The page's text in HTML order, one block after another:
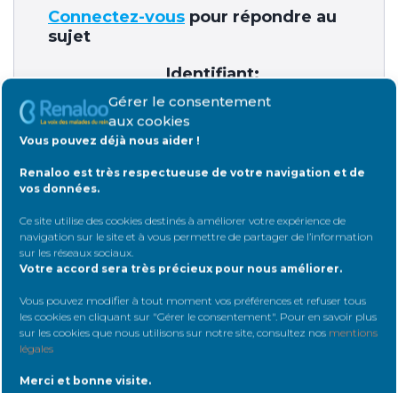
Gérer le consentement
aux cookies
Vous pouvez déjà nous aider !
Renaloo est très respectueuse de votre navigation et de
vos données.
Ce site utilise des cookies destinés à améliorer votre expérience de
navigation sur le site et à vous permettre de partager de l’information
sur les réseaux sociaux.
Votre accord sera très précieux pour nous améliorer.
Vous pouvez modifier à tout moment vos préférences et refuser tous
les cookies en cliquant sur "Gérer le consentement". Pour en savoir plus
sur les cookies que nous utilisons sur notre site, consultez nos mentions
légales
Merci et bonne visite.
Connectez-vous pour répondre au
sujet
Identifiant:
Mot de passe:
Rester connecté
Connexion